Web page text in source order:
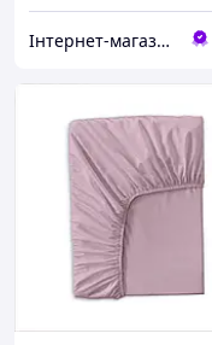
Інтернет-магазин SaleX